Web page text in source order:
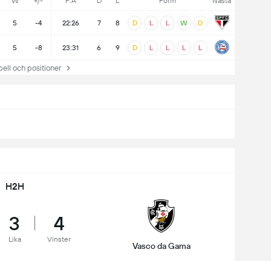
5 -4 22:26 7 8 D L L W D
5 -8 23:31 6 9 D L L L L
och positioner
H2H
3
Lika
4
Vinster
Vasco da Gama